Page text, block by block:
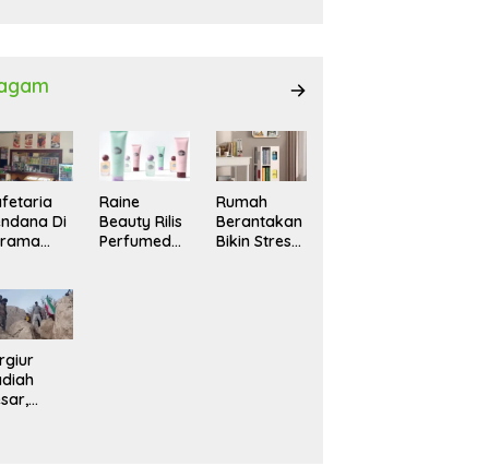
Di
Raine
Beauty Rilis
Perfumed
Rumah
Berantakan
Bikin Stres?